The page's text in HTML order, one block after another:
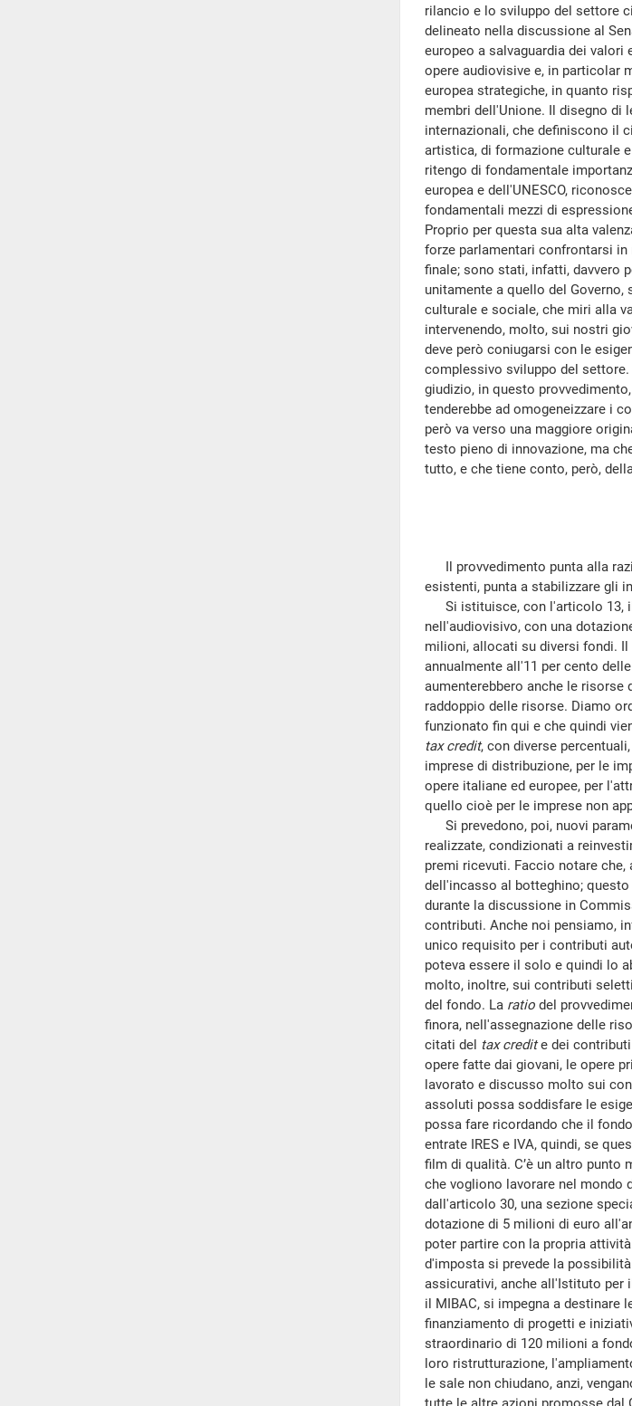
rilancio e lo sviluppo del settore
delineato nella discussione al
europeo a salvaguardia dei
opere audiovisive e, in particolar
europea strategiche, in quanto
membri dell'Unione. Il disegno di
internazionali, che definiscono il
artistica, di formazione culturale
ritengo di fondamentale
europea e dell'UNESCO,
fondamentali mezzi di
Proprio per questa sua alta
forze parlamentari confrontarsi
finale; sono stati, infatti, davvero
unitamente a quello del
culturale e sociale, che miri alla
intervenendo, molto, sui nostri
deve però coniugarsi con le
complessivo sviluppo del
giudizio, in questo
tenderebbe ad omogeneizzare i
però va verso una maggiore
testo pieno di innovazione, ma
tutto, e che tiene conto, però,
Il provvedimento punta alla
esistenti, punta a stabilizzare gli
Si istituisce, con l'articolo 13, il
nell'audiovisivo, con una
milioni, allocati su diversi fondi.
annualmente all'11 per cento
aumenterebbero anche le risorse
raddoppio delle risorse. Diamo
funzionato fin qui e che quindi
tax credit, con diverse
imprese di distribuzione, per le
opere italiane ed europee, per
quello cioè per le imprese non
Si prevedono, poi, nuovi
realizzate, condizionati a
premi ricevuti. Faccio notare
dell'incasso al botteghino;
durante la discussione in
contributi. Anche noi pensiamo,
unico requisito per i contributi
poteva essere il solo e quindi lo
molto, inoltre, sui contributi
del fondo. La ratio del
finora, nell'assegnazione delle
citati del tax credite dei contributi
opere fatte dai giovani, le opere
lavorato e discusso molto sui
assoluti possa soddisfare le
possa fare ricordando che il
entrate IRES e IVA, quindi, se
film di qualità. C’è un altro
che vogliono lavorare nel mondo
dall'articolo 30, una sezione
dotazione di 5 milioni di euro
poter partire con la propria
d'imposta si prevede la
assicurativi, anche all'Istituto per
il MIBAC, si impegna a
finanziamento di progetti e
straordinario di 120 milioni a
loro ristrutturazione,
le sale non chiudano, anzi,